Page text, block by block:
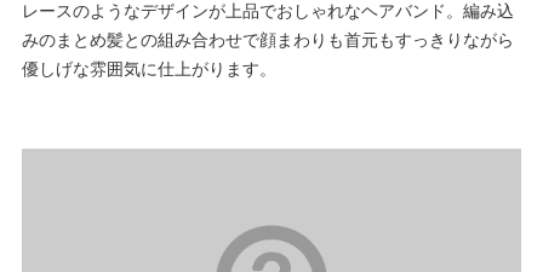
レースのようなデザインが上品でおしゃれなヘアバンド。編み込
みのまとめ髪との組み合わせで顔まわりも首元もすっきりながら
優しげな雰囲気に仕上がります。